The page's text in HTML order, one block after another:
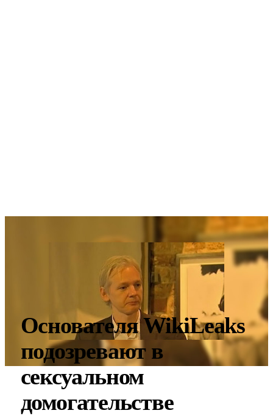
Основателя WikiLeaks
подозревают в
сексуальном
домогательстве